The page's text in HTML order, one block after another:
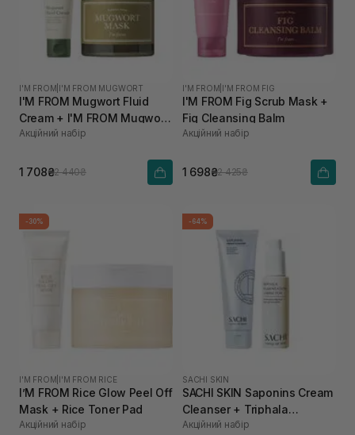
I'M FROM I'M FROM MUGWORT
I'M FROM Mugwort Fluid
Cream + I'M FROM Mugwort
Mask
Акційний набір
1 708₴2 440₴
I'M FROM I'M FROM FIG
I'M FROM Fig Scrub Mask +
Fig Cleansing Balm
Акційний набір
1 698₴2 425₴
-30%
I'M FROM I'M FROM RICE
I’M FROM Rice Glow Peel Off
Mask + Rice Toner Pad
Акційний набір
-64%
SACHI SKIN
SACHI SKIN Saponins Cream
Cleanser + Triphala
Pigmentation Corrector
Акційний набір